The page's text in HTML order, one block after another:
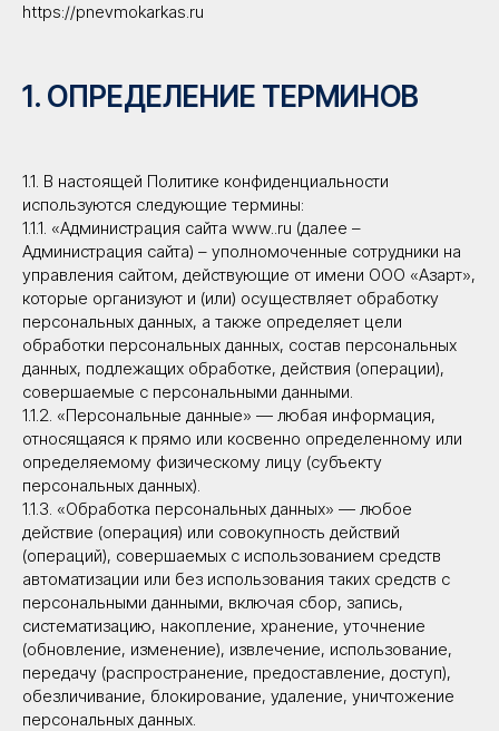
https://pnevmokarkas.ru
1. ОПРЕДЕЛЕНИЕ ТЕРМИНОВ
1.1. В настоящей Политике конфиденциальности
используются следующие термины:
1.1.1. «Администрация сайта www..ru (далее –
Администрация сайта) – уполномоченные сотрудники на
управления сайтом, действующие от имени ООО «Азарт»,
которые организуют и (или) осуществляет обработку
персональных данных, а также определяет цели
обработки персональных данных, состав персональных
данных, подлежащих обработке, действия (операции),
совершаемые с персональными данными.
1.1.2. «Персональные данные» — любая информация,
относящаяся к прямо или косвенно определенному или
определяемому физическому лицу (субъекту
персональных данных).
1.1.3. «Обработка персональных данных» — любое
действие (операция) или совокупность действий
(операций), совершаемых с использованием средств
автоматизации или без использования таких средств с
персональными данными, включая сбор, запись,
систематизацию, накопление, хранение, уточнение
(обновление, изменение), извлечение, использование,
передачу (распространение, предоставление, доступ),
обезличивание, блокирование, удаление, уничтожение
персональных данных.